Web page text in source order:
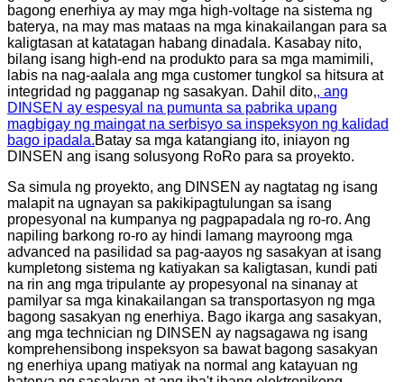
bagong enerhiya ay may mga high-voltage na sistema ng
baterya, na may mas mataas na mga kinakailangan para sa
kaligtasan at katatagan habang dinadala. Kasabay nito,
bilang isang high-end na produkto para sa mga mamimili,
labis na nag-aalala ang mga customer tungkol sa hitsura at
integridad ng pagganap ng sasakyan. Dahil dito,, ang
DINSEN ay espesyal na pumunta sa pabrika upang
magbigay ng maingat na serbisyo sa inspeksyon ng kalidad
bago ipadala.Batay sa mga katangiang ito, iniayon ng
DINSEN ang isang solusyong RoRo para sa proyekto.
Sa simula ng proyekto, ang DINSEN ay nagtatag ng isang
malapit na ugnayan sa pakikipagtulungan sa isang
propesyonal na kumpanya ng pagpapadala ng ro-ro. Ang
napiling barkong ro-ro ay hindi lamang mayroong mga
advanced na pasilidad sa pag-aayos ng sasakyan at isang
kumpletong sistema ng katiyakan sa kaligtasan, kundi pati
na rin ang mga tripulante ay propesyonal na sinanay at
pamilyar sa mga kinakailangan sa transportasyon ng mga
bagong sasakyan ng enerhiya. Bago ikarga ang sasakyan,
ang mga technician ng DINSEN ay nagsagawa ng isang
komprehensibong inspeksyon sa bawat bagong sasakyan
ng enerhiya upang matiyak na normal ang katayuan ng